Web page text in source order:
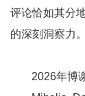
评论恰如其分
的深刻洞察力。
2026年博